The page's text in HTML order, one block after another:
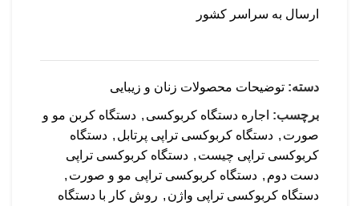
ارسال به سراسر کشور
دسته: توضیحات محصولات زنان و زیبایی
برچسب: اجاره دستگاه کربوکسی , دستگاه کربن مو و
صورت , دستگاه کربوکسی تراپی پرتابل , دستگاه
کربوکسی تراپی چیست , دستگاه کربوکسی تراپی
دست دوم , دستگاه کربوکسی تراپی مو و صورت ,
دستگاه کربوکسی تراپی واژن , روش کار با دستگاه